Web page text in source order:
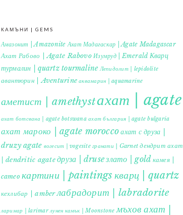
КАМЪНИ | GEMS
Амазонит | Amazonite Ахат Мадагаскар | Agate Madagascar
Ахат Рабово | Agate Rabovo Изумруд | Emerald Кварц
турмалин | quartz tourmaline Лепидолит | lepidolite
авантюрин | Aventurine аквамарин | aquamarine
аметист | amethystахат | agate
ахат ботсвана | agate botswana ахат българия | agate bulgaria
ахат мароко | agate moroccoахат с друза |
druzy agate вогесит | vogesite гранати | Garnet дендрит ахат
| dendritic agateдруза | druseзлато | gold камея |
cameo картини | paintings кварц | quartz
кехлибар | amberлабрадорит | labradorite
ларимар | larimar лунен камък | Moonstone мъхов ахат |